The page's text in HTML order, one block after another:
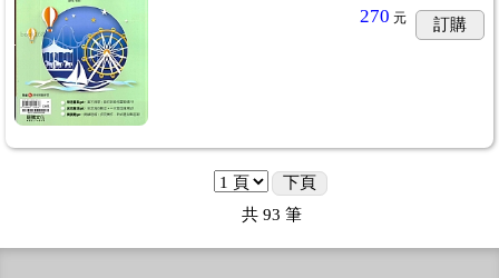
270 元 訂購
下頁
共 93 筆